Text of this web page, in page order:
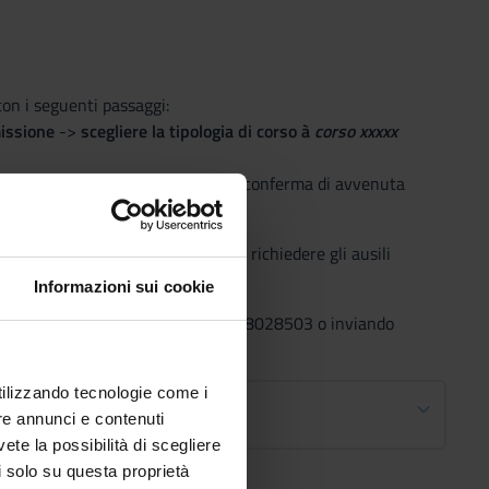
Informazioni sui cookie
tecnologie come i
annunci e contenuti
la possibilità di scegliere
su questa proprietà
i seguenti passaggi:
-> scegliere la tipologia di corso à corso xxxxx
e un’e-mail automatica di conferma di avvenuta
dell’apprendimento possono richiedere gli ausili
170/2010).
telefonando al numero 045 8028503 o inviando